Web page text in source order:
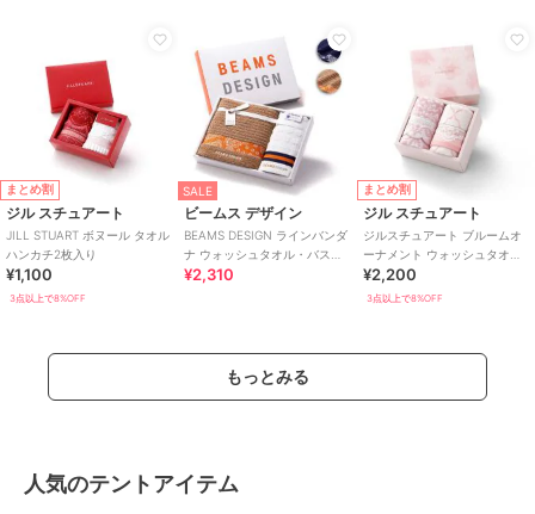
まとめ割
ジル スチュアート
JILL STUART ボヌール タオル
ハンカチ2枚入り
¥1,100
3点以上で8%OFF
SALE
ビームス デザイン
BEAMS DESIGN ラインバンダ
ナ ウォッシュタオル・バスタ
オル各1枚入り
¥2,310
まとめ割
ジル スチュアート
ジルスチュアート ブルームオ
ーナメント ウォッシュタオ
ル・フェイスタオル各1枚入り
¥2,200
3点以上で8%OFF
もっとみる
人気のテントアイテム